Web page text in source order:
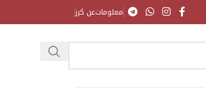
معلوماتعن كرز